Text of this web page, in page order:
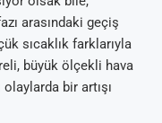
arasındaki geçiş
sıcaklık farklarıyla
büyük ölçekli hava
bir artışı